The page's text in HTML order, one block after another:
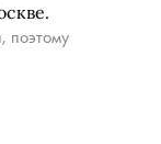
поэтому